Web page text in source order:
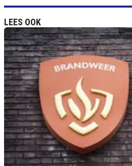
LEES OOK